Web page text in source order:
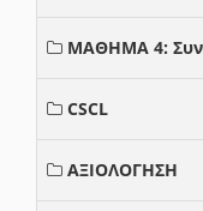
ΜΑΘΗΜΑ 4:
CSCL
ΑΞΙΟΛΟΓΗΣΗ